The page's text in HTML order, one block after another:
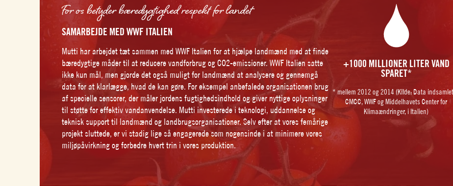
For os betyder bæredygtighed respekt for landet
SAMARBEJDE MED WWF ITALIEN
Mutti har arbejdet tæt sammen med WWF Italien for at hjælpe landmænd med at finde
bæredygtige måder til at reducere vandforbrug og CO2-emissioner. WWF Italien satte
ikke kun mål, men gjorde det også muligt for landmænd at analysere og gennemgå
data for at klarlægge, hvad de kan gøre. For eksempel anbefalede organisationen brug
af specielle sensorer, der måler jordens fugtighedsindhold og giver nyttige oplysninger
til støtte for effektiv vandanvendelse. Mutti investerede i teknologi, uddannelse og
teknisk support til landmænd og landbrugsorganisationer. Selv efter at vores femårige
projekt sluttede, er vi stadig lige så engagerede som nogensinde i at minimere vores
miljøpåvirkning og forbedre hvert trin i vores produktion.
+1000 MILLIONER LITER VAND
SPARET*
* mellem 2012 og 2014 (Kilde: Data
CMCC, WWF og Middelhavets Center for
Klimaændringer, i Italien)